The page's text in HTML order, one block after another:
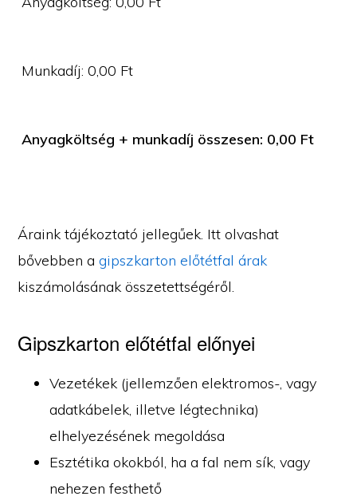
Munkadíj:0,00 Ft
Anyagköltség + munkadíj összesen: 0,00 Ft
Áraink tájékoztató jellegűek. Itt olvashat
bővebben agipszkarton előtétfal árak
kiszámolásának összetettségéről.
Gipszkarton előtétfal előnyei
Vezetékek (jellemzően elektromos-, vagy
adatkábelek, illetve légtechnika)
elhelyezésének megoldása
Esztétika okokból, ha a fal nem sík, vagy
nehezen festhető